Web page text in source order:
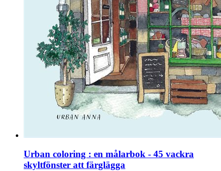
Urban coloring : en målarbok - 45 vackra
skyltfönster att färglägga